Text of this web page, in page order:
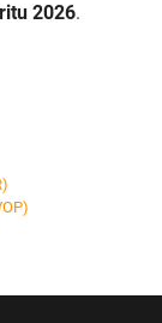
2026.